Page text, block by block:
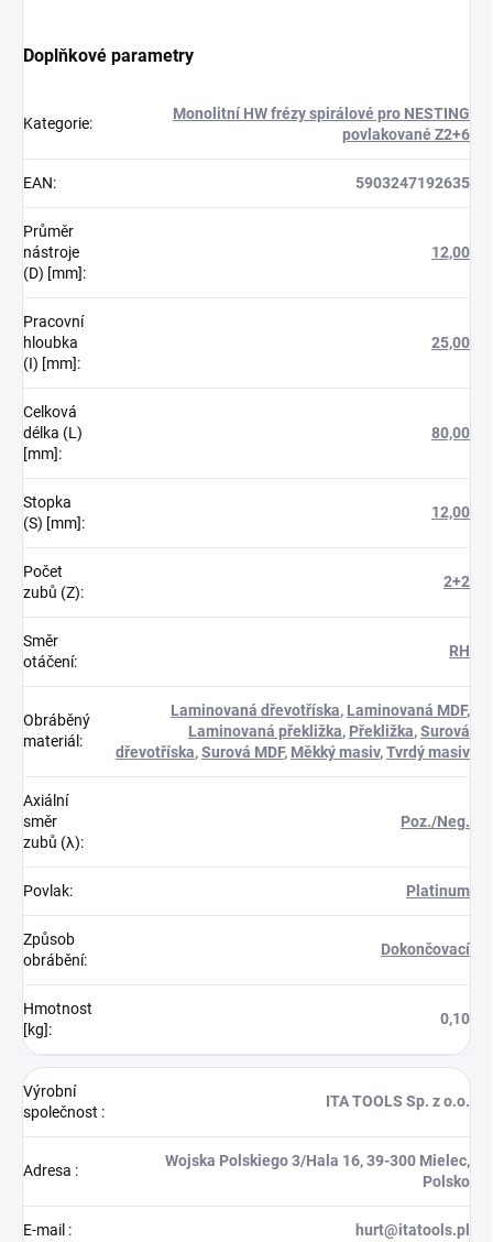
Doplňkové parametry
Kategorie:
Monolitní HW frézy spirálové pro NESTING
povlakované Z2+6
EAN: 5903247192635
Průměr
nástroje
(D) [mm]:
12,00
Pracovní
hloubka
(I) [mm]:
25,00
Celková
délka (L)
[mm]:
80,00
Stopka
(S) [mm]:
12,00
Počet
zubů (Z):
2+2
Směr
otáčení:
RH
Obráběný
materiál :
Laminovaná dřevotříska, Laminovaná MDF,
Laminovaná překližka, Překližka,Surová
dřevotříska,Surová MDF, Měkký masiv,Tvrdý masiv
Axiální
směr
zubů (λ):
Poz./Neg.
Povlak: Platinum
Způsob
obrábění:
Dokončovací
Hmotnost
[kg]:
0,10
Výrobní
společnost :
ITA TOOLS Sp. z o.o.
Adresa :
Wojska Polskiego 3/Hala 16, 39-300 Mielec,
Polsko
E-mail : hurt@itatools.pl